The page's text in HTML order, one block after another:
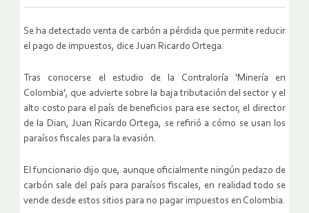
Se ha detectado venta de carbón a pérdida que permite reducir
el pago de impuestos, dice Juan Ricardo Ortega.
Tras conocerse el estudio de la Contraloría ‘Minería en
Colombia’, que advierte sobre la baja tributación del sector y el
alto costo para el país de beneficios para ese sector, el director
de la Dian, Juan Ricardo Ortega, se refirió a cómo se usan los
paraísos fiscales para la evasión.
El funcionario dijo que, aunque oficialmente ningún pedazo de
carbón sale del país para paraísos fiscales, en realidad todo se
vende desde estos sitios para no pagar impuestos en Colombia.